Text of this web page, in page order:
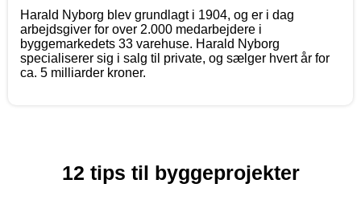
Harald Nyborg blev grundlagt i 1904, og er i dag
arbejdsgiver for over 2.000 medarbejdere i
byggemarkedets 33 varehuse. Harald Nyborg
specialiserer sig i salg til private, og sælger hvert år for
ca. 5 milliarder kroner.
12 tips til byggeprojekter